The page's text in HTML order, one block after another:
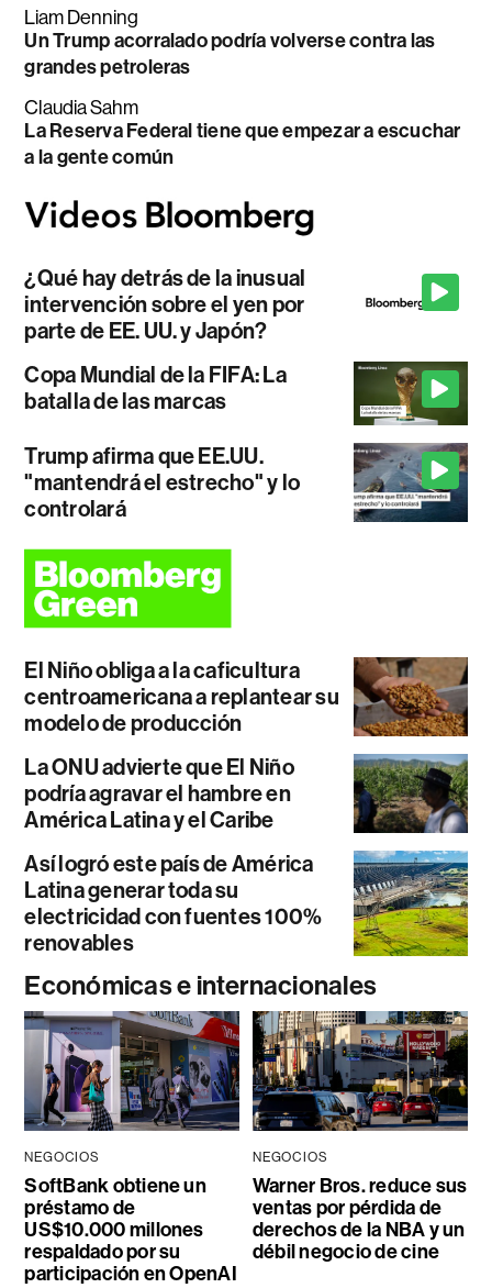
Liam Denning
Un Trump acorralado podría volverse contra las
grandes petroleras
Claudia Sahm
La Reserva Federal tiene que empezar a escuchar
a la gente común
¿Qué hay detrás de la inusual
intervención sobre el yen por
parte de EE. UU. y Japón?
Copa Mundial de la FIFA: La
batalla de las marcas
Trump afirma que EE.UU.
"mantendrá el estrecho" y lo
controlará
El Niño obliga a la caficultura
centroamericana a replantear su
modelo de producción
La ONU advierte que El Niño
podría agravar el hambre en
América Latina y el Caribe
Así logró este país de América
Latina generar toda su
electricidad con fuentes 100%
renovables
Económicas e internacionales
NEGOCIOS
SoftBank obtiene un
préstamo de
US$10.000 millones
respaldado por su
participación en OpenAI
NEGOCIOS
Warner Bros. reduce sus
ventas por pérdida de
derechos de la NBA y un
débil negocio de cine